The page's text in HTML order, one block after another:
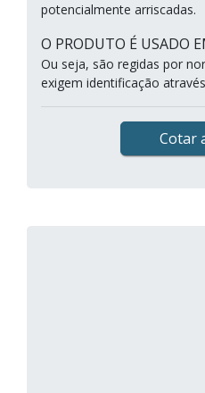
potencialmente arriscadas.
O PRODUTO É USADO
Ou seja, são regidas por
exigem identificação
Cotar